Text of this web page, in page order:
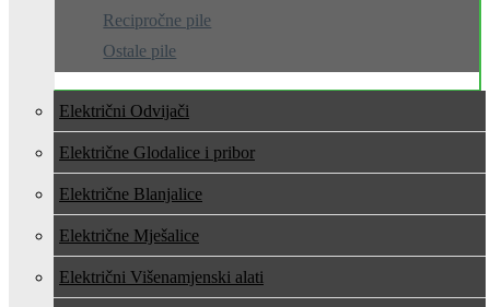
Recipročne pile
Ostale pile
Električni Odvijači
Električne Glodalice i pribor
Električne Blanjalice
Električne Mješalice
Električni Višenamjenski alati